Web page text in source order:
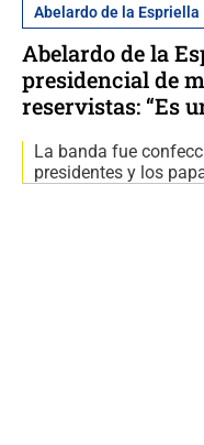
Abelardo de la Espriella
Abelardo de la
presidencial de
reservistas: “Es
La banda fue
presidentes y los